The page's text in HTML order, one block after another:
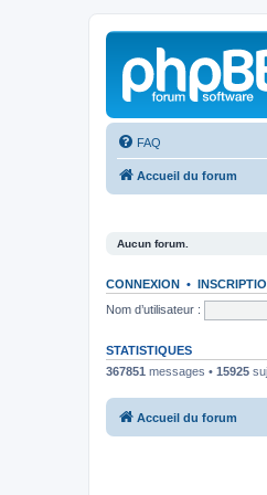
FAQ
Accueil du forum
Aucun forum.
CONNEXION •
Nom d’utilisateur :
STATISTIQUES
367851 messages • 15925
Accueil du forum